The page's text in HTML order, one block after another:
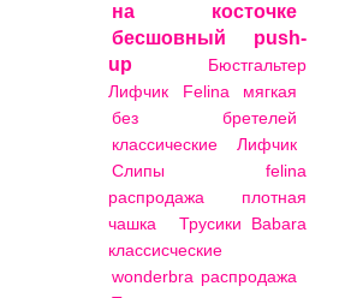
на косточке
бесшовный
push-
up
Бюстгальтер
Лифчик Felina мягкая
без бретелей
классические
Лифчик
Слипы felina
распродажа
плотная
чашка
Трусики Babara
классисческие
wonderbra распродажа